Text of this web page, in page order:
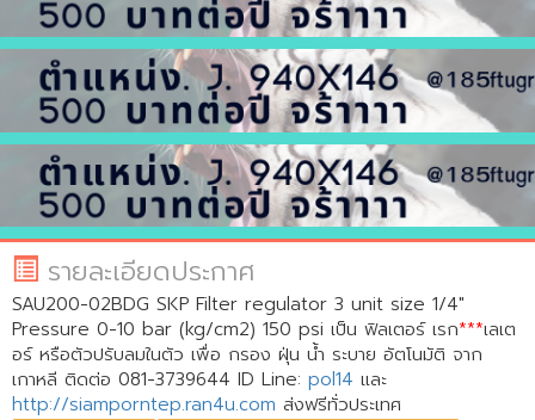
รายละเอียดประกาศ
SAU200-02BDG SKP Filter regulator 3 unit size 1/4"
Pressure 0-10 bar (kg/cm2) 150 psi เป็น ฟิลเตอร์ เรก***เลเต
อร์ หรือตัวปรับลมในตัว เพื่อ กรอง ฝุ่น น้ำ ระบาย อัตโนมัติ จาก
เกาหลี ติดต่อ 081-3739644 ID Line: pol14 และ
http://siamporntep.ran4u.com ส่งฟรีทั่วประเทศ